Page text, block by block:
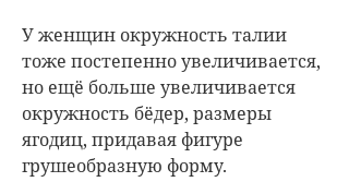
У женщин окружность талии
тоже постепенно увеличивается,
но ещё больше увеличивается
окружность бёдер, размеры
ягодиц, придавая фигуре
грушеобразную форму.